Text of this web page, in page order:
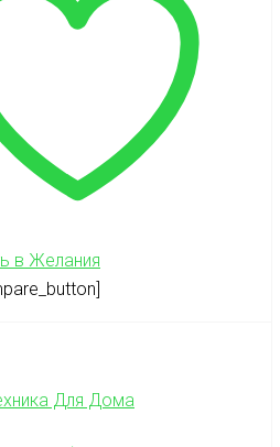
в Желания
Для Дома